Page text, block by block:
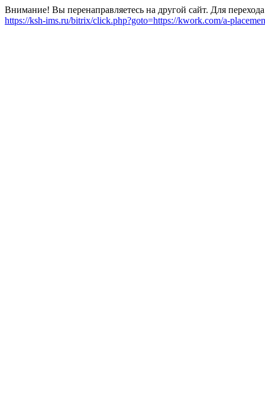
Внимание! Вы перенаправляетесь на другой сайт. Для
https://ksh-ims.ru/bitrix/click.php?goto=https://kwork.com/a-